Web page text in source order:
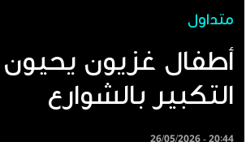
متداول
أطفال غزيون
التكبير بالشوارع